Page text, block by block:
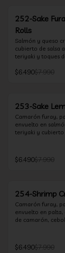
252-Sake
Rolls
Salmón y queso
cubierto de salsa
teriyaki y toques
$6.490$7.990
253-Sake
Camarón furay,
envuelto en
teriyaki y cubierto
$6.490$7.990
254-Shrimp
Camarón furay,
envuelto en
de camarón,
$6.490$7.990